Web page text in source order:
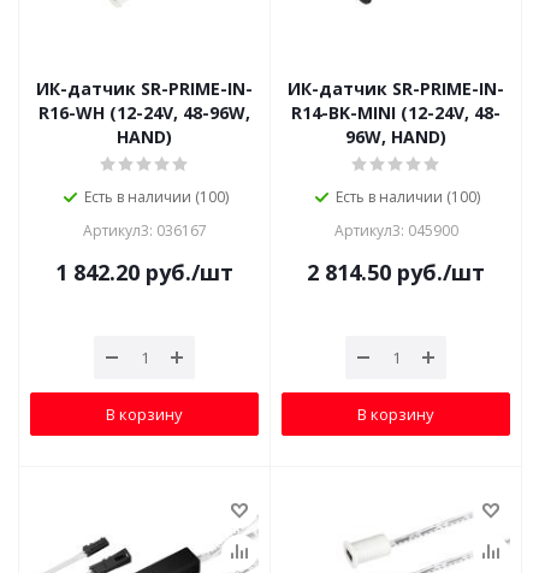
ИК-датчик SR-PRIME-IN-
R16-WH (12-24V, 48-96W,
HAND)
Есть в наличии (100)
Артикул3: 036167
1 842.20 руб./шт
В корзину
ИК-датчик SR-PRIME-IN-
R14-BK-MINI (12-24V, 48-
96W, HAND)
Есть в наличии (100)
Артикул3: 045900
2 814.50 руб./шт
В корзину